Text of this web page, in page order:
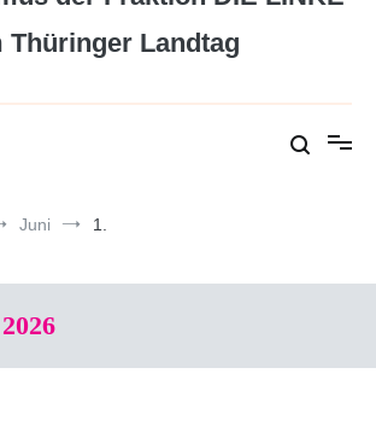
Thüringer Landtag
Juni 1.